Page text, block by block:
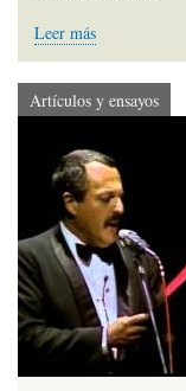
Leer más
Artículos y ensayos